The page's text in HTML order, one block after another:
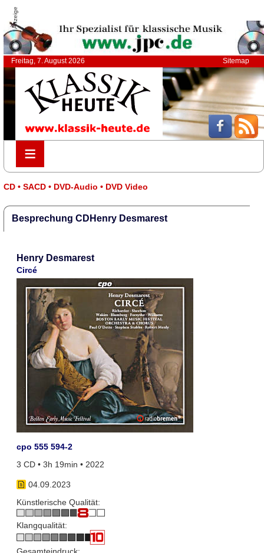
Anzeige
Freitag, 7. August 2026 Sitemap
≡
≡
CD • SACD • DVD-Audio • DVD Video
Besprechung CDHenry Desmarest
Henry Desmarest
Circé
cpo 555 594-2
3 CD • 3h 19min • 2022
04.09.2023
Künstlerische Qualität:
Klangqualität: